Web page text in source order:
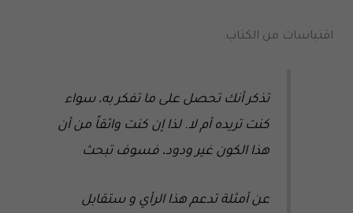
اقتباسات من الكتاب:
تذكر أنك تحصل على ما تفكر به، سواء
كنت تريده أم لا. لذا إن كنت واثقاً من أن
هذا الكون غير ودود، فسوف تبحث
عن أمثلة تدعم هذا الرأي و ستقابل